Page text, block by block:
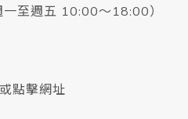
至週五 10:00～18:00）
點擊網址